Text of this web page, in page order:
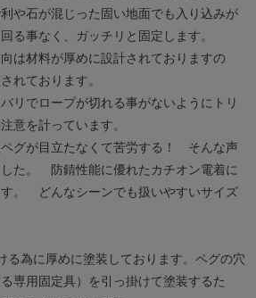
や石が混じった固い地面でも入り込みが
る事なく、ガッチリと固定します。
は材料が厚めに設計されておりますの
れております。
リでロープが切れる事がないようにトリ
意を計っています。
グが目立たなくて苦労する！ そんな声
た。 防錆性能に優れたカチオン電着に
。 どんなシーンでも扱いやすいサイズ
る為に厚めに塗装しております。ペグの穴
専用固定具）を引っ掛けて塗装するた